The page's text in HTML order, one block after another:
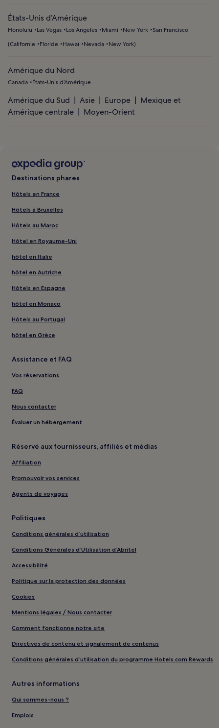
États-Unis d’Amérique
Honolulu Las Vegas Los Angeles Miami New York San Francisco
(Californie Floride Hawaï Nevada New York)
Amérique du Nord
Canada États-Unis d’Amérique
Amérique du Sud Asie Europe
Mexique et
Amérique centrale
Moyen-Orient
Destinations phares
Hôtels en France
Hôtels à Bruxelles
Hôtels au Maroc
Hôtel en Royaume-Uni
hôtel en Italie
hôtel en Autriche
Hôtels en Espagne
hôtel en Monaco
Hôtels au Portugal
hôtel en Grèce
Assistance et FAQ
Vos réservations
FAQ
Nous contacter
Évaluer un hébergement
Réservé aux fournisseurs, affiliés et médias
Affiliation
Promouvoir vos services
Agents de voyages
Politiques
Conditions générales d’utilisation
Conditions Générales d’Utilisation d’Abritel
Accessibilité
Politique sur la protection des données
Cookies
Mentions légales / Nous contacter
Comment fonctionne notre site
Directives de contenu et signalement de contenus
Conditions générales d’utilisation du programme Hotels.com Rewards
Autres informations
Qui sommes-nous ?
Emplois